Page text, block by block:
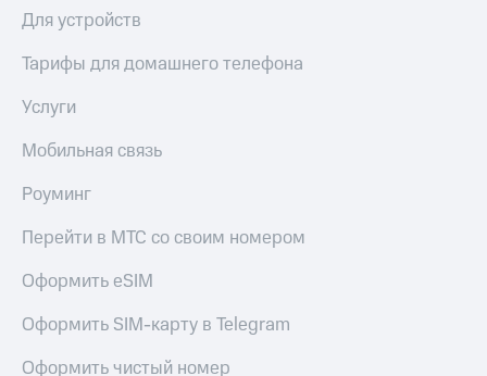
Для устройств
Тарифы для домашнего телефона
Услуги
Мобильная связь
Роуминг
Перейти в МТС со своим номером
Оформить eSIM
Оформить SIM-карту в Telegram
Оформить чистый номер